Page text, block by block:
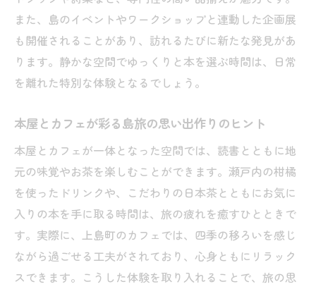
また、島のイベントやワークショップと連動した企画展
も開催されることがあり、訪れるたびに新たな発見があ
ります。静かな空間でゆっくりと本を選ぶ時間は、日常
を離れた特別な体験となるでしょう。
本屋とカフェが彩る島旅の思い出作りのヒント
本屋とカフェが一体となった空間では、読書とともに地
元の味覚やお茶を楽しむことができます。瀬戸内の柑橘
を使ったドリンクや、こだわりの日本茶とともにお気に
入りの本を手に取る時間は、旅の疲れを癒すひとときで
す。実際に、上島町のカフェでは、四季の移ろいを感じ
ながら過ごせる工夫がされており、心身ともにリラック
スできます。こうした体験を取り入れることで、旅の思